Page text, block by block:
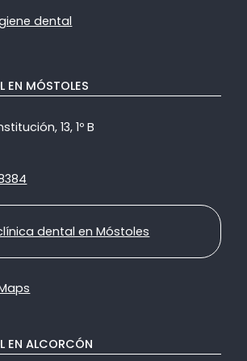
dental
EN MÓSTOLES
13, 1º B
dental en Móstoles
EN ALCORCÓN